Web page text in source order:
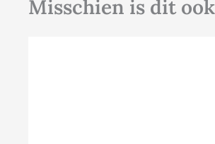
Misschien is dit